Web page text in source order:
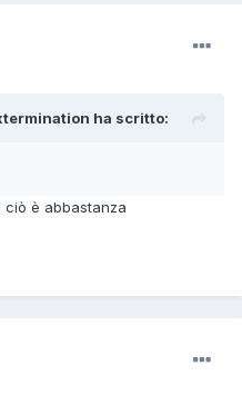
ha scritto:
è abbastanza